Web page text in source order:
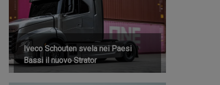
Iveco Schouten svela nei Paesi
Bassi il nuovo Strator